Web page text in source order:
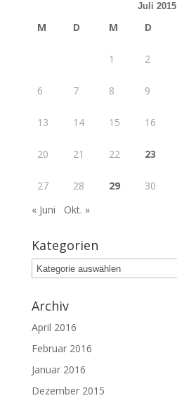
Juli 2015
M D M D
1 2
6 7 8 9
13 14 15 16
20 21 22 23
27 28 29 30
« Juni
Okt. »
Kategorien
Kategorien
Archiv
April 2016
Februar 2016
Januar 2016
Dezember 2015